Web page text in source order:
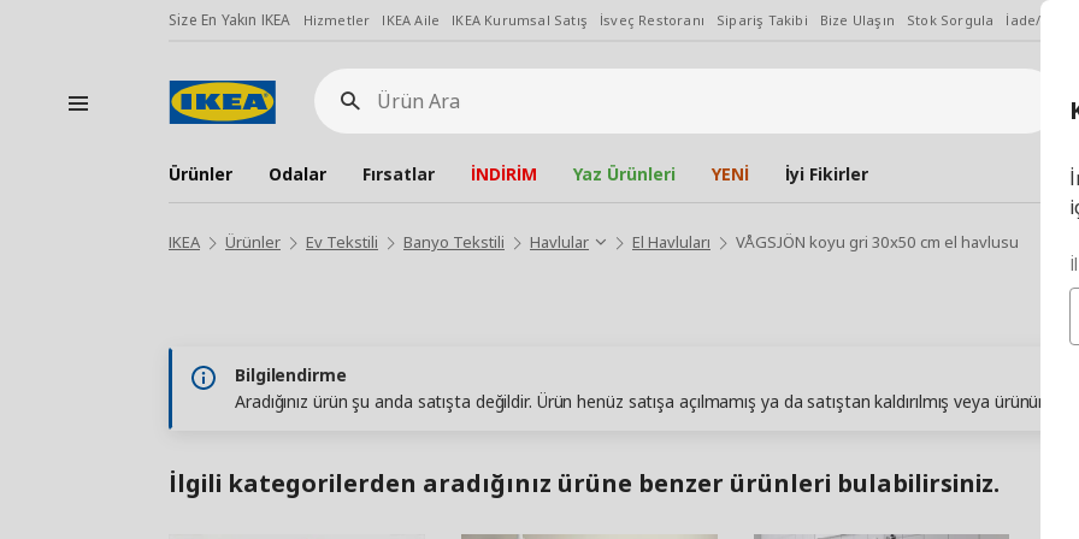
Size En Yakın IKEA Hizmetler IKEA Aile IKEA Kurumsal Satış İsveç Restoranı Sipariş Takibi Bize Ulaşın Stok Sorgula İade/
Ürün
Ara
Ürünler Odalar Fırsatlar İNDİRİM Yaz Ürünleri YENİ İyi Fikirler
IKEA Ürünler Ev Tekstili Banyo Tekstili Havlular El Havluları VÅGSJÖN koyu gri 30x50 cm el havlusu
Bilgilendirme
Aradığınız ürün şu anda satışta değildir. Ürün henüz satışa açılmamış ya da satıştan kaldırılmış veya ürünün
İlgili kategorilerden aradığınız ürüne benzer ürünleri bulabilirsiniz.